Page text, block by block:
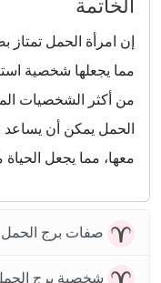
إن امرأة الحمل تمتاز
مما يجعلها شخصية
من أكثر الشخصيات
الحمل يمكن أن يساعد
معها، مما يجعل
صفات برج الحمل
شخصية برج